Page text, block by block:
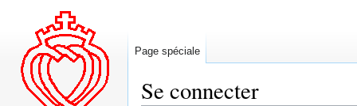
Se connecter
Page spéciale